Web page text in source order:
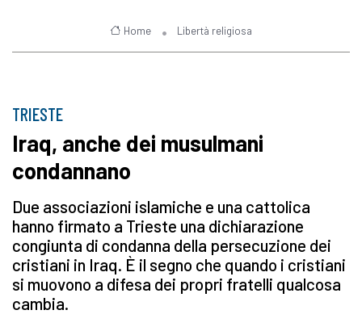
Home Libertà religiosa
TRIESTE
Iraq, anche dei musulmani
condannano
Due associazioni islamiche e una cattolica
hanno firmato a Trieste una dichiarazione
congiunta di condanna della persecuzione dei
cristiani in Iraq. È il segno che quando i cristiani
si muovono a difesa dei propri fratelli qualcosa
cambia.